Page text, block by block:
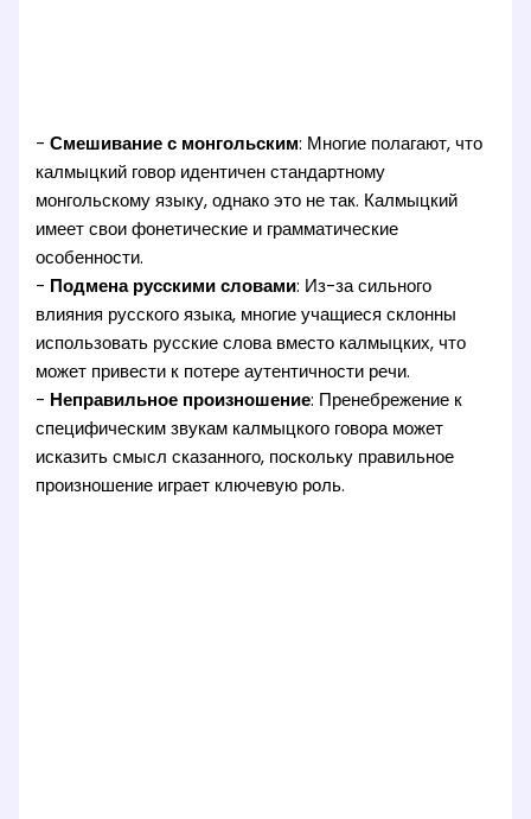
-Смешивание с монгольским: Многие полагают, что
калмыцкий говор идентичен стандартному
монгольскому языку, однако это не так. Калмыцкий
имеет свои фонетические и грамматические
особенности.
- Подмена русскими словами: Из-за сильного
влияния русского языка, многие учащиеся склонны
использовать русские слова вместо калмыцких, что
может привести к потере аутентичности речи.
- Неправильное произношение: Пренебрежение к
специфическим звукам калмыцкого говора может
исказить смысл сказанного, поскольку правильное
произношение играет ключевую роль.